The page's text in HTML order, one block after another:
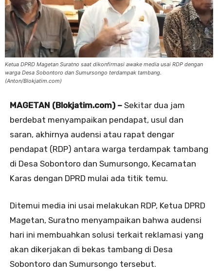
Ketua DPRD Magetan Suratno saat dikonfirmasi awake media usai RDP dengan
warga Desa Sobontoro dan Sumursongo terdampak tambang.
(Anton/Blokjatim.com)
MAGETAN (Blokjatim.com) – Sekitar dua jam
berdebat menyampaikan pendapat, usul dan
saran, akhirnya audensi atau rapat dengar
pendapat (RDP) antara warga terdampak tambang
di Desa Sobontoro dan Sumursongo, Kecamatan
Karas dengan DPRD mulai ada titik temu.
Ditemui media ini usai melakukan RDP, Ketua DPRD
Magetan, Suratno menyampaikan bahwa audensi
hari ini membuahkan solusi terkait reklamasi yang
akan dikerjakan di bekas tambang di Desa
Sobontoro dan Sumursongo tersebut.